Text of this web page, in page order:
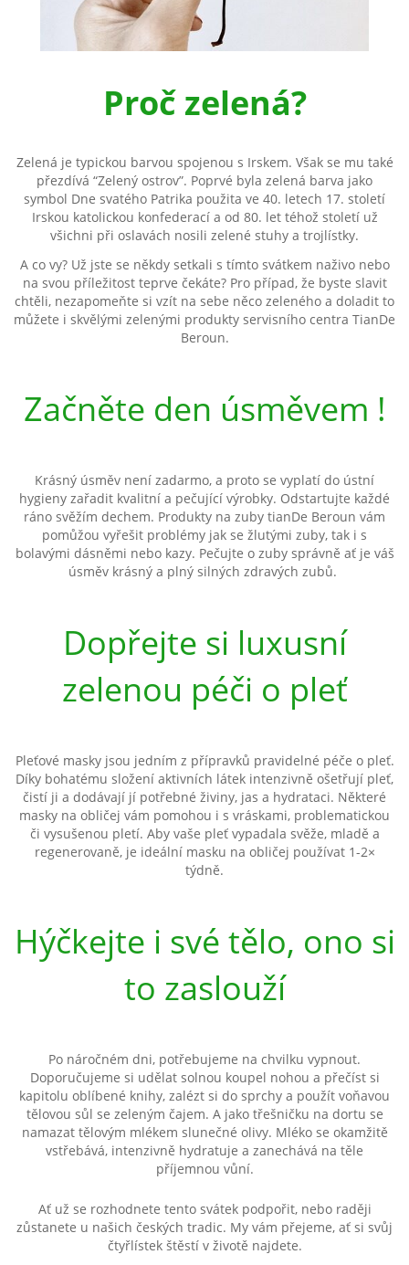
Proč zelená?
Zelená je typickou barvou spojenou s Irskem. Však se mu také
přezdívá “Zelený ostrov”. Poprvé byla zelená barva jako
symbol Dne svatého Patrika použita ve 40. letech 17. století
Irskou katolickou konfederací a od 80. let téhož století už
všichni při oslavách nosili zelené stuhy a trojlístky.
A co vy? Už jste se někdy setkali s tímto svátkem naživo nebo
na svou příležitost teprve čekáte? Pro případ, že byste slavit
chtěli, nezapomeňte si vzít na sebe něco zeleného a doladit to
můžete i skvělými zelenými produkty servisního centra TianDe
Beroun.
Začněte den úsměvem !
Krásný úsměv není zadarmo, a proto se vyplatí do ústní
hygieny zařadit kvalitní a pečující výrobky. Odstartujte každé
ráno svěžím dechem. Produkty na zuby tianDe Beroun vám
pomůžou vyřešit problémy jak se žlutými zuby, tak i s
bolavými dásněmi nebo kazy. Pečujte o zuby správně ať je váš
úsměv krásný a plný silných zdravých zubů.
Dopřejte si luxusní
zelenou péči o pleť
Pleťové masky jsou jedním z přípravků pravidelné péče o pleť.
Díky bohatému složení aktivních látek intenzivně ošetřují pleť,
čistí ji a dodávají jí potřebné živiny, jas a hydrataci. Některé
masky na obličej vám pomohou i s vráskami, problematickou
či vysušenou pletí. Aby vaše pleť vypadala svěže, mladě a
regenerovaně, je ideální masku na obličej používat 1-2×
týdně.
Hýčkejte i své tělo, ono si
to zaslouží
Po náročném dni, potřebujeme na chvilku vypnout.
Doporučujeme si udělat solnou koupel nohou a přečíst si
kapitolu oblíbené knihy, zalézt si do sprchy a použít voňavou
tělovou sůl se zeleným čajem. A jako třešničku na dortu se
namazat tělovým mlékem slunečné olivy. Mléko se okamžitě
vstřebává, intenzivně hydratuje a zanechává na těle
příjemnou vůní.
Ať už se rozhodnete tento svátek podpořit, nebo raději
zůstanete u našich českých tradic. My vám přejeme, ať si svůj
čtyřlístek štěstí v životě najdete.